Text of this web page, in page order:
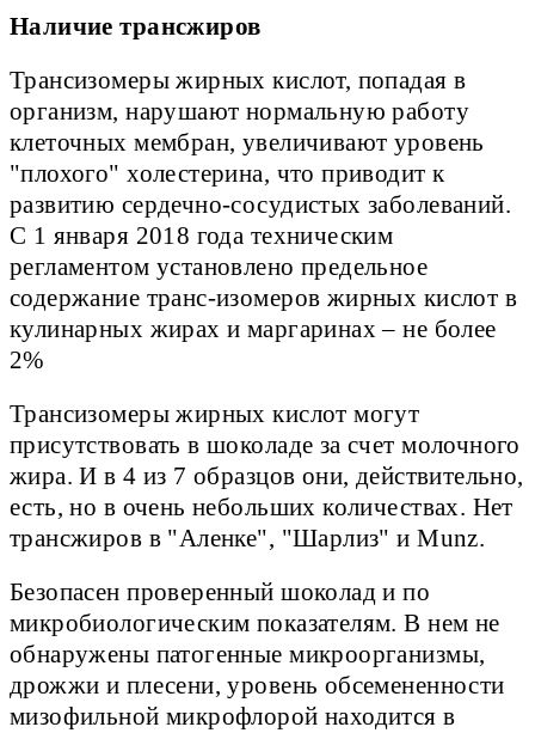
Наличие трансжиров
Трансизомеры жирных кислот, попадая в
организм, нарушают нормальную работу
клеточных мембран, увеличивают уровень
"плохого" холестерина, что приводит к
развитию сердечно-сосудистых заболеваний.
С 1 января 2018 года техническим
регламентом установлено предельное
содержание транс-изомеров жирных кислот в
кулинарных жирах и маргаринах – не более
2%
Трансизомеры жирных кислот могут
присутствовать в шоколаде за счет молочного
жира. И в 4 из 7 образцов они, действительно,
есть, но в очень небольших количествах. Нет
трансжиров в "Аленке", "Шарлиз" и Munz.
Безопасен проверенный шоколад и по
микробиологическим показателям. В нем не
обнаружены патогенные микроорганизмы,
дрожжи и плесени, уровень обсемененности
мизофильной микрофлорой находится в